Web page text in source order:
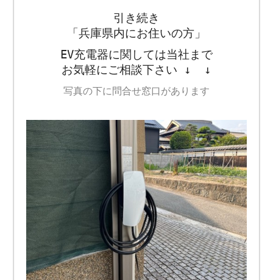
引き続き
「兵庫県内にお住いの方」
EV充電器に関しては当社まで
お気軽にご相談下さい ↓ ↓
写真の下に問合せ窓口があります